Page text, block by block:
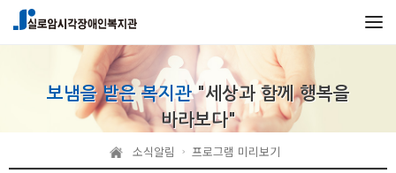
본문 바로가기
메인메뉴 바로가기
보냄을 받은 복지관"세상과 함께 행복을
바라보다"
소식알림 프로그램 미리보기